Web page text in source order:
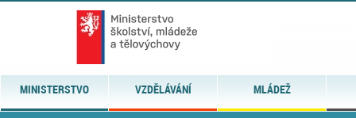
MINISTERSTVO VZDĚLÁVÁNÍ MLÁDEŽ